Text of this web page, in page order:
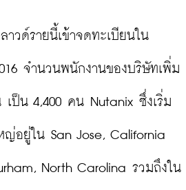
วด์รายนี้เข้าจดทะเบียนใน
จำนวนพนักงานของบริษัทเพิ่ม
เป็น 4,400 คน Nutanix ซึ่งเริ่ม
ญ่อยู่ใน San Jose, California
North Carolina รวมถึงใน